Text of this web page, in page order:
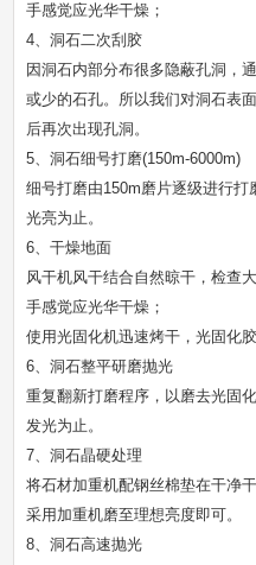
手感觉应光华干燥；
4、洞石二次刮胶
因洞石内部分布很多隐蔽孔洞，
或少的石孔。所以我们对洞石表
后再次出现孔洞。
5、洞石细号打磨(150m-6000m)
细号打磨由150m磨片逐级进行
光亮为止。
6、干燥地面
风干机风干结合自然晾干，检查
手感觉应光华干燥；
使用光固化机迅速烤干，光固化
6、洞石整平研磨抛光
重复翻新打磨程序，以磨去光固
发光为止。
7、洞石晶硬处理
将石材加重机配钢丝棉垫在干净
采用加重机磨至理想亮度即可。
8、洞石高速抛光